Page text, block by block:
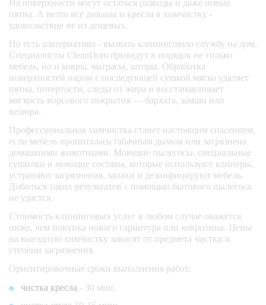
На поверхности могут остаться разводы и даже новые
пятна. А везти все диваны и кресла в химчистку -
удовольствие не из дешевых.
Но есть альтернатива - вызвать клининговую службу на дом.
Специалисты CleanDom приведут в порядок не только
мебель, но и ковры, матрасы, шторы. Обработка
поверхностей паром с последующей сушкой мягко удаляет
пятна, потертости, следы от жира и восстанавливает
мягкость ворсового покрытия — бархата, замши или
велюра.
Профессиональная химчистка станет настоящим спасением,
если мебель пропиталась табачным дымом или загрязнена
домашними животными. Моющие пылесосы, специальные
сушилки и моющие составы, которые используют клинеры,
устраняют загрязнения, запахи и дезинфицируют мебель.
Добиться таких результатов с помощью бытового пылесоса
не удастся.
Стоимость клининговых услуг в любом случае окажется
ниже, чем покупка нового гарнитура или ковролина. Цены
на выездную химчистку зависят от предмета чистки и
степени загрязнения.
Ориентировочные сроки выполнения работ:
чистка кресла - 30 мин;